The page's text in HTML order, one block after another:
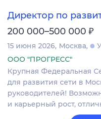
Директор по
200 000–500 000 ₽
15 июня 2026 Москва
ООО "ПРОГРЕСС"
Крупная Федеральная
для развития сети в
руководителей!
и карьерный рост,